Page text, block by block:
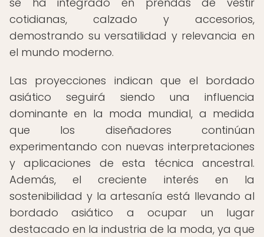
cotidianas, calzado y accesorios,
demostrando su versatilidad y relevancia en
el mundo moderno.
Las proyecciones indican que el bordado
asiático seguirá siendo una influencia
dominante en la moda mundial, a medida
que los diseñadores continúan
experimentando con nuevas interpretaciones
y aplicaciones de esta técnica ancestral.
Además, el creciente interés en la
sostenibilidad y la artesanía está llevando al
bordado asiático a ocupar un lugar
destacado en la industria de la moda, ya que